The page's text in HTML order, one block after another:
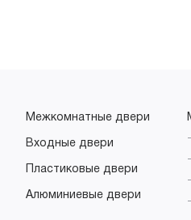
Межкомнатные двери
Входные двери
Пластиковые двери
Алюминиевые двери